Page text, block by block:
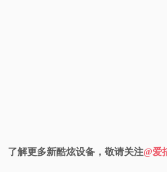
了解更多新酷炫设备，敬请关注@爱